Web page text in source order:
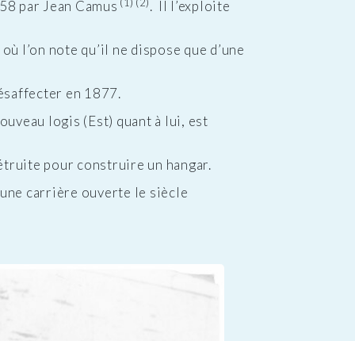
par Jean Camus . Il l’exploite
l’on note qu’il ne dispose que d’une
en 1877.
logis (Est) quant à lui, est
pour construire un hangar.
carrière ouverte le siècle